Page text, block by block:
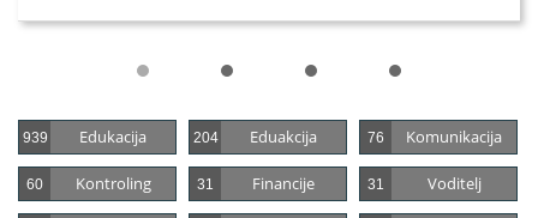
Edukacija
939 Eduakcija
204 Komunikacija
76
Kontroling
60 Financije
31 Voditelj
31